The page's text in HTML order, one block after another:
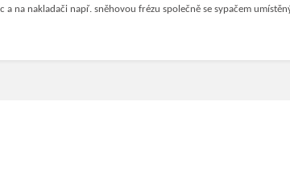
na nakladači např. sněhovou frézu společně se sypačem